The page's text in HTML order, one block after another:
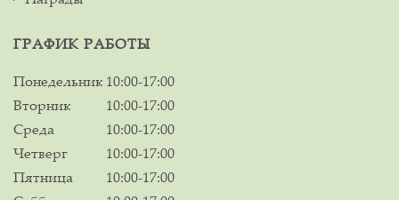
ГРАФИК РАБОТЫ
Понедельник 10:00-17:00
Вторник
10:00-17:00
Среда
10:00-17:00
Четверг
10:00-17:00
Пятница
10:00-17:00